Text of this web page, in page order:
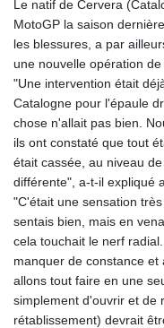
Le natif de Cervera
MotoGP la saison
les blessures, a par
une nouvelle opération de
"Une intervention était
Catalogne pour l'épaule
chose n'allait pas bien.
ils ont constaté que tout
était cassée, au niveau
différente", a-t-il expliqué
"C'était une sensation
sentais bien, mais en
cela touchait le nerf
manquer de constance
allons tout faire en une
simplement d'ouvrir et de
rétablissement) devrait